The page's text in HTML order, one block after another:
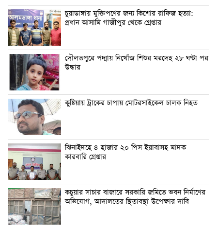
চুয়াডাঙ্গায় মুক্তিপণের জন্য কিশোর রাফিজ হত্যা:
প্রধান আসামি গাজীপুর থেকে গ্রেপ্তার
দৌলতপুরে পদ্মায় নিখোঁজ শিশুর মরদেহ ২৮ ঘণ্টা পর
উদ্ধার
কুষ্টিয়ায় ট্রাকের চাপায় মোটরসাইকেল চালক নিহত
ঝিনাইদহে ৪ হাজার ২০ পিস ইয়াবাসহ মাদক
কারবারি গ্রেপ্তার
কচুয়ার সাচার বাজারে সরকারি জমিতে ভবন নির্মাণের
অভিযোগ, আদালতের স্থিতাবস্থা উপেক্ষার দাবি